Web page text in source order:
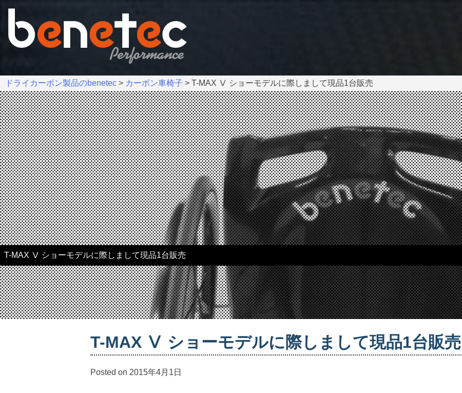
content
ドライカーボン製品のbenetec > カーボン車椅子 > T-MAX Ⅴ ショーモデルに際しまして現品1台販売
T-MAX Ⅴ ショーモデルに際しまして現品1台販売
T-MAX Ⅴ ショーモデルに際しまして現品1台販売
Posted on 2015年4月1日